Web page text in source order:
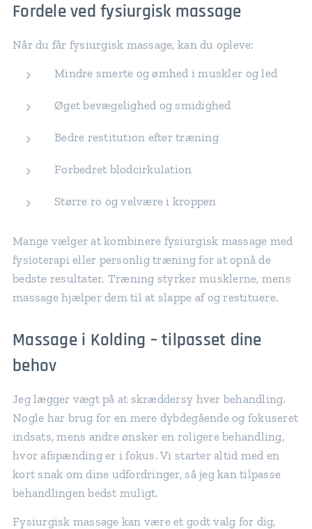
Fordele ved fysiurgisk massage
Når du får fysiurgisk massage, kan du opleve:
Mindre smerte og ømhed i muskler og led
Øget bevægelighed og smidighed
Bedre restitution efter træning
Forbedret blodcirkulation
Større ro og velvære i kroppen
Mange vælger at kombinere fysiurgisk massage med
fysioterapi eller personlig træning for at opnå de
bedste resultater. Træning styrker musklerne, mens
massage hjælper dem til at slappe af og restituere.
Massage i Kolding – tilpasset dine
behov
Jeg lægger vægt på at skræddersy hver behandling.
Nogle har brug for en mere dybdegående og fokuseret
indsats, mens andre ønsker en roligere behandling,
hvor afspænding er i fokus. Vi starter altid med en
kort snak om dine udfordringer, så jeg kan tilpasse
behandlingen bedst muligt.
Fysiurgisk massage kan være et godt valg for dig,